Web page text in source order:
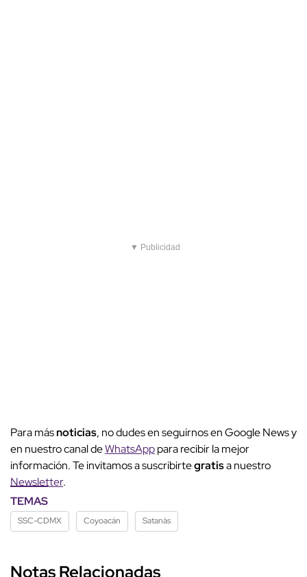
▼ Publicidad
Para másnoticias, no dudes en seguirnos en Google News y
en nuestro canal deWhatsApppara recibir la mejor
información. Te invitamos a suscribirtegratisa nuestro
Newsletter.
TEMAS
SSC-CDMX Coyoacán Satanás
Notas Relacionadas